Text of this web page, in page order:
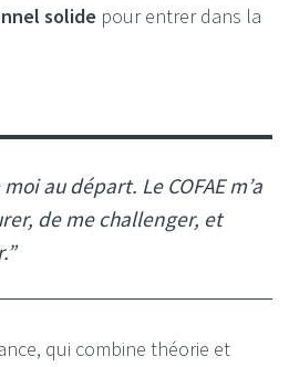
solide pour entrer dans la
au départ. Le COFAE m’a
de me challenger, et
qui combine théorie et